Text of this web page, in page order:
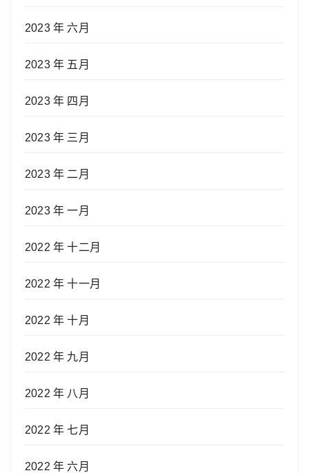
2023 年 六月
2023 年 五月
2023 年 四月
2023 年 三月
2023 年 二月
2023 年 一月
2022 年 十二月
2022 年 十一月
2022 年 十月
2022 年 九月
2022 年 八月
2022 年 七月
2022 年 六月